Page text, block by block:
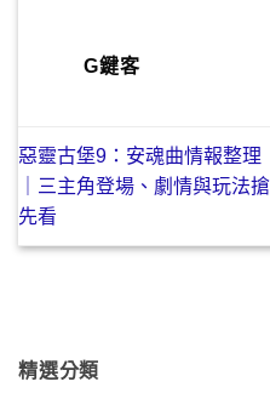
G鍵客
惡靈古堡9：安魂曲情報整理
｜三主角登場、劇情與玩法搶
先看
精選分類